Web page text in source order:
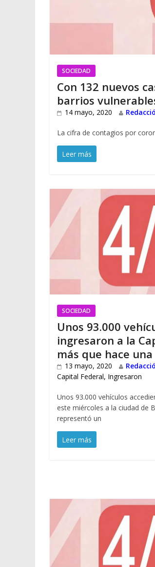
SOCIEDAD
Con 132 nuevos
barrios
14 mayo, 2020
La cifra de contagios por
Leer más
SOCIEDAD
Unos 93.000
ingresaron a la
más que hace
13 mayo, 2020
Capital Federal, Ingresaron
Unos 93.000 vehículos
este miércoles a la ciudad de
representó un
Leer más